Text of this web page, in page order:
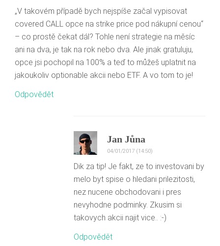
„V takovém případě bych nejspíše začal vypisovat
covered CALL opce na strike price pod nákupní cenou“
– co prostě čekat dál? Tohle není strategie na měsíc
ani na dva, je tak na rok nebo dva. Ale jinak gratuluju,
opce jsi pochopil na 100% a teď to můžeš uplatnit na
jakoukoliv optionable akcii nebo ETF. A vo tom to je!
Odpovědět
Jan Jůna
04/01/2017 (14:50)
Dik za tip! Je fakt, ze to investovani by
melo byt spise o hledani prilezitosti,
nez nucene obchodovani i pres
nevyhodne podminky. Zkusim si
takovych akcii najit vice.. :-)
Odpovědět